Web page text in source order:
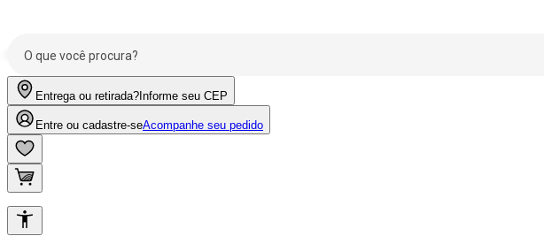
Entrega ou retirada? Informe seu CEP
Entre ou cadastre-seAcompanhe seu pedido